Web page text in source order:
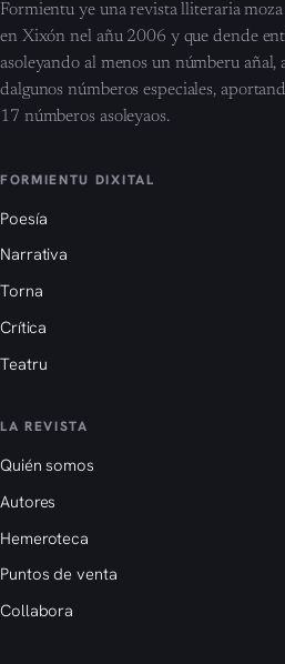
Formientu ye una revista lliteraria
en Xixón nel añu 2006 y que dende
asoleyando al menos un númberu añal,
dalgunos númberos especiales,
17 númberos asoleyaos.
FORMIENTU DIXITAL
Poesía
Narrativa
Torna
Crítica
Teatru
LA REVISTA
Quién somos
Autores
Hemeroteca
Puntos de venta
Collabora